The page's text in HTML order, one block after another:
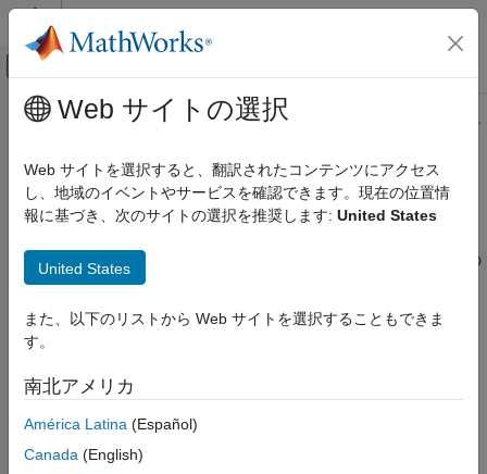
コンテンツへスキップ
オフキャンバス ナビゲーション メ
ドキュメンテーションのホーム
Simulink 環境の基礎
ブロック ライブラリ
Simulink
シミュレーション結果の表示と解析
対話型のダッシュボードを使用したシミュレー
メインコンテンツ
このページの内容は最新ではありません。最新版の英語を参照す
Circular Gauge
外観をカスタマイズ可能な円形ゲージでのシミュレーション中の
信号値の表示
このページをすべて展開する
Web サイトの選択
Web サイトを選択すると、翻訳されたコンテンツにアクセス
し、地域のイベントやサービスを確認できます。現在の位置情
報に基づき、次のサイトの選択を推奨します: United States
United States
また、以下のリストから Web サイトを選択することもできま
す。
南北アメリカ
América Latina (Español)
Canada (English)